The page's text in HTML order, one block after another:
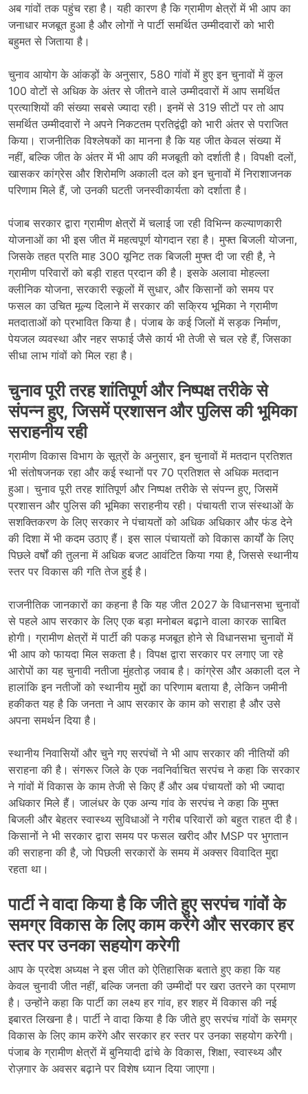
अब गांवों तक पहुंच रहा है। यही कारण है कि ग्रामीण क्षेत्रों में भी आप का
जनाधार मजबूत हुआ है और लोगों ने पार्टी समर्थित उम्मीदवारों को भारी
बहुमत से जिताया है।
चुनाव आयोग के आंकड़ों के अनुसार, 580 गांवों में हुए इन चुनावों में कुल
100 वोटों से अधिक के अंतर से जीतने वाले उम्मीदवारों में आप समर्थित
प्रत्याशियों की संख्या सबसे ज्यादा रही। इनमें से 319 सीटों पर तो आप
समर्थित उम्मीदवारों ने अपने निकटतम प्रतिद्वंद्वी को भारी अंतर से पराजित
किया। राजनीतिक विश्लेषकों का मानना है कि यह जीत केवल संख्या में
नहीं, बल्कि जीत के अंतर में भी आप की मजबूती को दर्शाती है। विपक्षी दलों,
खासकर कांग्रेस और शिरोमणि अकाली दल को इन चुनावों में निराशाजनक
परिणाम मिले हैं, जो उनकी घटती जनस्वीकार्यता को दर्शाता है।
पंजाब सरकार द्वारा ग्रामीण क्षेत्रों में चलाई जा रही विभिन्न कल्याणकारी
योजनाओं का भी इस जीत में महत्वपूर्ण योगदान रहा है। मुफ्त बिजली योजना,
जिसके तहत प्रति माह 300 यूनिट तक बिजली मुफ्त दी जा रही है, ने
ग्रामीण परिवारों को बड़ी राहत प्रदान की है। इसके अलावा मोहल्ला
क्लीनिक योजना, सरकारी स्कूलों में सुधार, और किसानों को समय पर
फसल का उचित मूल्य दिलाने में सरकार की सक्रिय भूमिका ने ग्रामीण
मतदाताओं को प्रभावित किया है। पंजाब के कई जिलों में सड़क निर्माण,
पेयजल व्यवस्था और नहर सफाई जैसे कार्य भी तेजी से चल रहे हैं, जिसका
सीधा लाभ गांवों को मिल रहा है।
चुनाव पूरी तरह शांतिपूर्ण और निष्पक्ष तरीके से
संपन्न हुए, जिसमें प्रशासन और पुलिस की भूमिका
सराहनीय रही
ग्रामीण विकास विभाग के सूत्रों के अनुसार, इन चुनावों में मतदान प्रतिशत
भी संतोषजनक रहा और कई स्थानों पर 70 प्रतिशत से अधिक मतदान
हुआ। चुनाव पूरी तरह शांतिपूर्ण और निष्पक्ष तरीके से संपन्न हुए, जिसमें
प्रशासन और पुलिस की भूमिका सराहनीय रही। पंचायती राज संस्थाओं के
सशक्तिकरण के लिए सरकार ने पंचायतों को अधिक अधिकार और फंड देने
की दिशा में भी कदम उठाए हैं। इस साल पंचायतों को विकास कार्यों के लिए
पिछले वर्षों की तुलना में अधिक बजट आवंटित किया गया है, जिससे स्थानीय
स्तर पर विकास की गति तेज हुई है।
राजनीतिक जानकारों का कहना है कि यह जीत 2027 के विधानसभा चुनावों
से पहले आप सरकार के लिए एक बड़ा मनोबल बढ़ाने वाला कारक साबित
होगी। ग्रामीण क्षेत्रों में पार्टी की पकड़ मजबूत होने से विधानसभा चुनावों में
भी आप को फायदा मिल सकता है। विपक्ष द्वारा सरकार पर लगाए जा रहे
आरोपों का यह चुनावी नतीजा मुंहतोड़ जवाब है। कांग्रेस और अकाली दल ने
हालांकि इन नतीजों को स्थानीय मुद्दों का परिणाम बताया है, लेकिन जमीनी
हकीकत यह है कि जनता ने आप सरकार के काम को सराहा है और उसे
अपना समर्थन दिया है।
स्थानीय निवासियों और चुने गए सरपंचों ने भी आप सरकार की नीतियों की
सराहना की है। संगरूर जिले के एक नवनिर्वाचित सरपंच ने कहा कि सरकार
ने गांवों में विकास के काम तेजी से किए हैं और अब पंचायतों को भी ज्यादा
अधिकार मिले हैं। जालंधर के एक अन्य गांव के सरपंच ने कहा कि मुफ्त
बिजली और बेहतर स्वास्थ्य सुविधाओं ने गरीब परिवारों को बहुत राहत दी है।
किसानों ने भी सरकार द्वारा समय पर फसल खरीद और MSP पर भुगतान
की सराहना की है, जो पिछली सरकारों के समय में अक्सर विवादित मुद्दा
रहता था।
पार्टी ने वादा किया है कि जीते हुए सरपंच गांवों के
समग्र विकास के लिए काम करेंगे और सरकार हर
स्तर पर उनका सहयोग करेगी
आप के प्रदेश अध्यक्ष ने इस जीत को ऐतिहासिक बताते हुए कहा कि यह
केवल चुनावी जीत नहीं, बल्कि जनता की उम्मीदों पर खरा उतरने का प्रमाण
है। उन्होंने कहा कि पार्टी का लक्ष्य हर गांव, हर शहर में विकास की नई
इबारत लिखना है। पार्टी ने वादा किया है कि जीते हुए सरपंच गांवों के समग्र
विकास के लिए काम करेंगे और सरकार हर स्तर पर उनका सहयोग करेगी।
पंजाब के ग्रामीण क्षेत्रों में बुनियादी ढांचे के विकास, शिक्षा, स्वास्थ्य और
रोज़गार के अवसर बढ़ाने पर विशेष ध्यान दिया जाएगा।